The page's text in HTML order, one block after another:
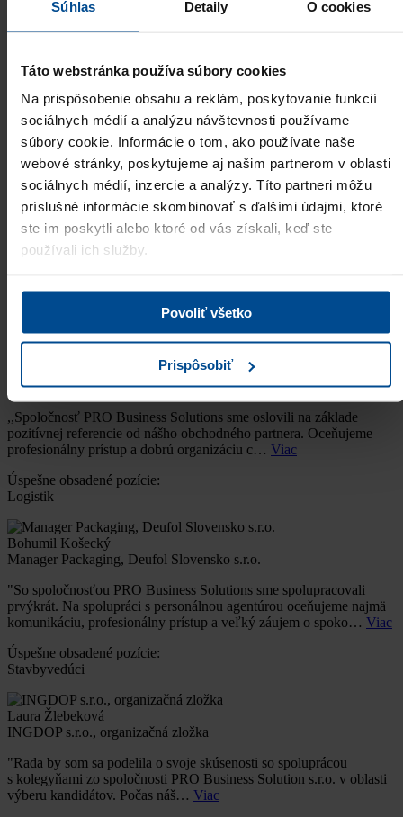
Súhlas Detaily O cookies
Táto webstránka používa súbory cookies
Na prispôsobenie obsahu a reklám, poskytovanie funkcií
sociálnych médií a analýzu návštevnosti používame
súbory cookie. Informácie o tom, ako používate naše
webové stránky, poskytujeme aj našim partnerom v oblasti
sociálnych médií, inzercie a analýzy. Títo partneri môžu
príslušné informácie skombinovať s ďalšími údajmi, ktoré
ste im poskytli alebo ktoré od vás získali, keď ste
používali ich služby.
Povoliť všetko
Prispôsobiť
"S personálnou spoločnosťou PRO Business Solution som
oddelenie. Spolupráca bola výborná a zamestnanca m…Viac
Úspešne obsadené pozície:
Semi-senior payroll accountant
Andrej Bajúsz, Ing.
Managing Director, Process Solutions s.r.o.
"I just wanted to thank you for your dedication, work, and great
results. It's really an honor to work with an agency that is so
Ursula Kremenić, M.A.Psych.
Alarm automatika d.o.o.
,,Spoločnosť PRO Business Solutions sme oslovili na základe
pozitívnej referencie od nášho obchodného partnera. Oceňujeme
profesionálny prístup a dobrú organizáciu c… Viac
Úspešne obsadené pozície:
Logistik
Bohumil Košecký
Manager Packaging, Deufol Slovensko s.r.o.
"So spoločnosťou PRO Business Solutions sme spolupracovali
prvýkrát. Na spolupráci s personálnou agentúrou oceňujeme najmä
komunikáciu, profesionálny prístup a veľký záujem o spoko… Viac
Úspešne obsadené pozície:
Stavbyvedúci
Laura Žlebeková
INGDOP s.r.o., organizačná zložka
"Rada by som sa podelila o svoje skúsenosti so spoluprácou
s kolegyňami zo spoločnosti PRO Business Solution s.r.o. v oblasti
výberu kandidátov. Počas náš… Viac